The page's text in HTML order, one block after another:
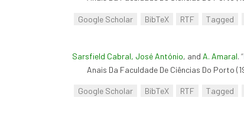
Google Scholar BibTeX RTF Tagged
Sarsfield Cabral, José António, and A. Amaral. “
Anais Da Faculdade De Ciências Do Porto
Google Scholar BibTeX RTF Tagged